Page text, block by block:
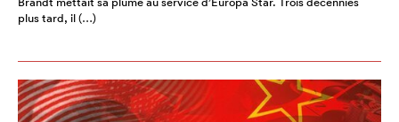
plus tard, il (…)